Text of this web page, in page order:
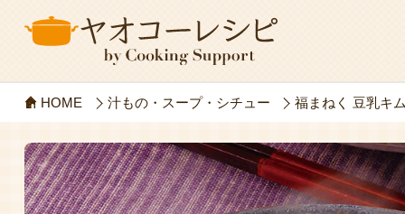
HOME 汁もの・スープ・シチュー 福まねく 豆乳キ